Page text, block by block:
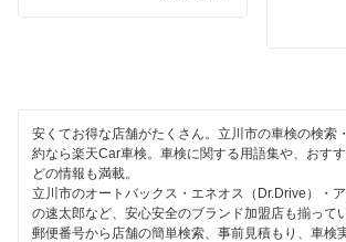
西多摩郡
西東京市
八王子市
ハイブリッド車OK
EV車OK
コスモの車検
アーリー車検
車検のコバック
安くてお得な店舗がたくさん。立川市の車検の検索
約なら楽天Car車検。車検に関する用語集や、おす
どの情報も満載。
立川市のオートバックス・エネオス（Dr.Drive）・
の速太郎など、安心安全のブランド加盟店も揃って
郵便番号から店舗の簡単検索、事前見積もり、車検